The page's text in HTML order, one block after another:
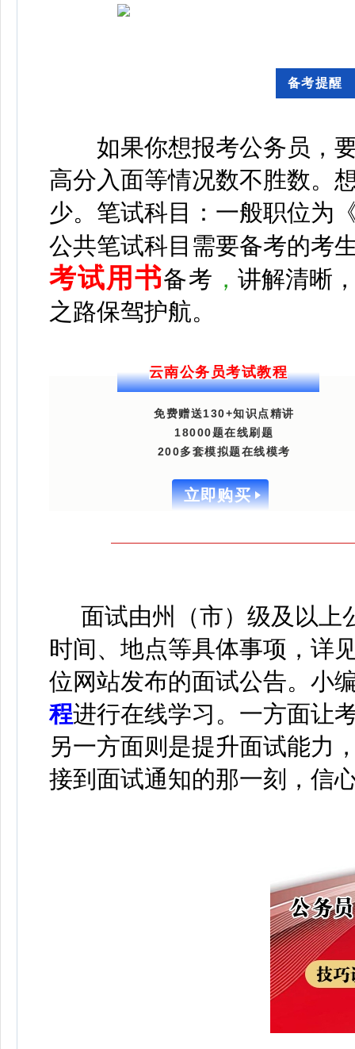
备考提醒
如果你想报考公务员，要
高分入面等情况数不胜数。
少。 笔试科目：一般职位为
公共笔试科目需要备考的考
考试用书备考 ， 讲解清晰
之路保驾护航。
云南公务员考试教程
免费赠送130+知识点精讲
18000题在线刷题
200多套模拟题在线模考
立即购买
面试由州（市）级及以上
时间、地点等具体事项，详
位网站发布的面试公告。 小
程进行在线学习 。 一方面让
另一方面则是提升面试能力
接到面试通知的那一刻，信